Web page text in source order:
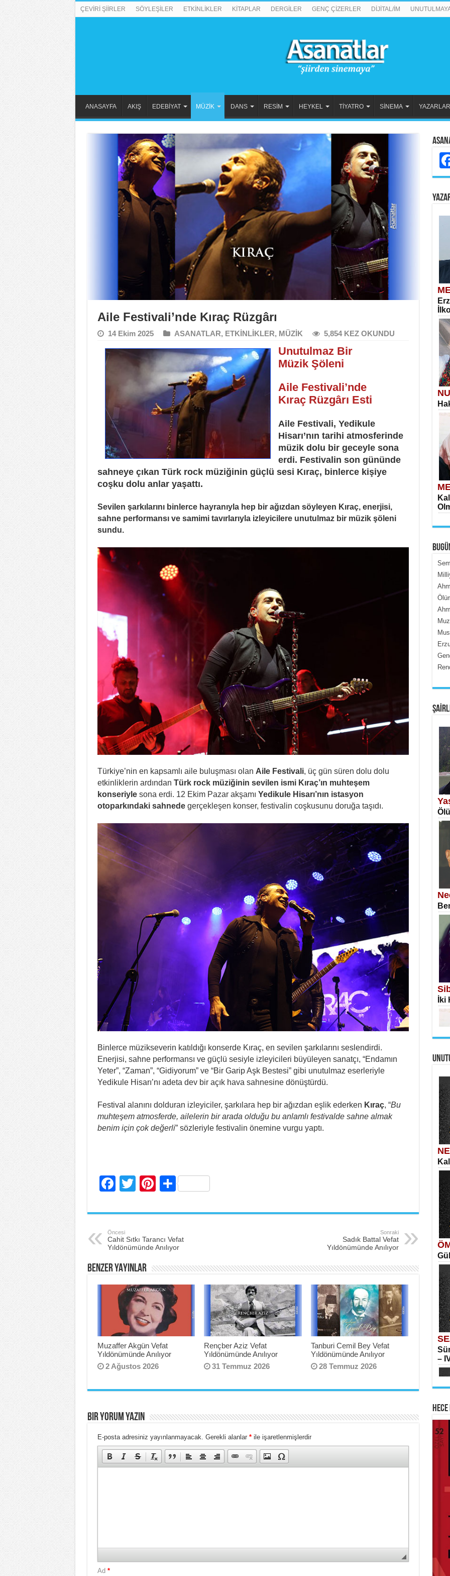
ÇEVİRİ ŞİİRLER SÖYLEŞİLER ETKİNLİKLER KİTAPLAR DERGİLER GENÇ ÇİZERLER DİJİTAL/İM
ANASAYFA AKIŞ EDEBİYAT MÜZİK DANS RESİM HEYKEL TİYATRO SİNEMA YAZARLAR
Aile Festivali’nde Kıraç Rüzgârı
14 Ekim 2025 ASANATLAR, ETKİNLİKLER, MÜZİK 5,854 KEZ OKUNDU
Unutulmaz Bir
Müzik Şöleni
Aile Festivali’nde
Kıraç Rüzgârı Esti
Aile Festivali, Yedikule
Hisarı’nın tarihi atmosferinde
müzik dolu bir geceyle sona
erdi. Festivalin son gününde
sahneye çıkan Türk rock müziğinin güçlü sesi Kıraç, binlerce kişiye
coşku dolu anlar yaşattı.
Sevilen şarkılarını binlerce hayranıyla hep bir ağızdan söyleyen Kıraç, enerjisi,
sahne performansı ve samimi tavırlarıyla izleyicilere unutulmaz bir müzik şöleni
sundu.
Türkiye’nin en kapsamlı aile buluşması olan Aile Festivali, üç gün süren dolu dolu
etkinliklerin ardından Türk rock müziğinin sevilen ismi Kıraç’ın muhteşem
konseriylesona erdi. 12 Ekim Pazar akşamı Yedikule Hisarı’nın istasyon
otoparkındaki sahnedegerçekleşen konser, festivalin coşkusunu doruğa taşıdı.
Binlerce müzikseverin katıldığı konserde Kıraç, en sevilen şarkılarını seslendirdi.
Enerjisi, sahne performansı ve güçlü sesiyle izleyicileri büyüleyen sanatçı, “Endamın
Yeter”, “Zaman”, “Gidiyorum” ve “Bir Garip Aşk Bestesi” gibi unutulmaz eserleriyle
Yedikule Hisarı’nı adeta dev bir açık hava sahnesine dönüştürdü.
Festival alanını dolduran izleyiciler, şarkılara hep bir ağızdan eşlik ederken Kıraç, “Bu
muhteşem atmosferde, ailelerin bir arada olduğu bu anlamlı festivalde sahne almak
benim için çok değerli” sözleriyle festivalin önemine vurgu yaptı.
F
c
e
b
o
o
k
T
tt
Pi
er
st
S
ar
Öncesi
Cahit Sıtkı Tarancı Vefat
Yıldönümünde Anılıyor
Sonraki
Sadık Battal Vefat
Yıldönümünde Anılıyor
BENZER YAYINLAR
Muzaffer Akgün Vefat
Yıldönümünde Anılıyor
2 Ağustos 2026
Rençber Aziz Vefat
Yıldönümünde Anılıyor
31 Temmuz 2026
Tanburi Cemil Bey Vefat
Yıldönümünde Anılıyor
28 Temmuz 2026
BIR YORUM YAZIN
E-posta adresiniz yayınlanmayacak. Gerekli alanlar *ile işaretlenmişlerdir
Ad *
İki
–